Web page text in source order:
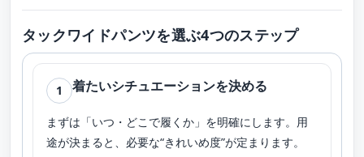
タックワイドパンツを選ぶ4つのステップ
1 着たいシチュエーションを決める
まずは「いつ・どこで履くか」を明確にします。用
途が決まると、必要な“きれいめ度”が定まります。